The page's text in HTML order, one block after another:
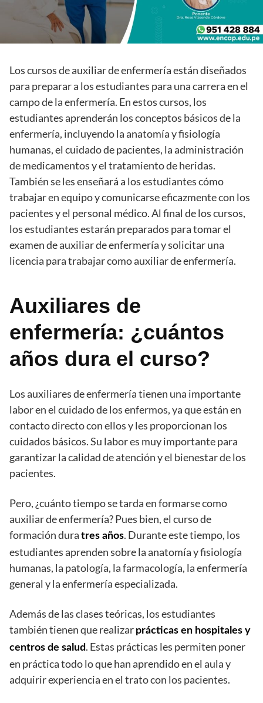
Los cursos de auxiliar de enfermería están diseñados
para preparar a los estudiantes para una carrera en el
campo de la enfermería. En estos cursos, los
estudiantes aprenderán los conceptos básicos de la
enfermería, incluyendo la anatomía y fisiología
humanas, el cuidado de pacientes, la administración
de medicamentos y el tratamiento de heridas.
También se les enseñará a los estudiantes cómo
trabajar en equipo y comunicarse eficazmente con los
pacientes y el personal médico. Al final de los cursos,
los estudiantes estarán preparados para tomar el
examen de auxiliar de enfermería y solicitar una
licencia para trabajar como auxiliar de enfermería.
Auxiliares de
enfermería: ¿cuántos
años dura el curso?
Los auxiliares de enfermería tienen una importante
labor en el cuidado de los enfermos, ya que están en
contacto directo con ellos y les proporcionan los
cuidados básicos. Su labor es muy importante para
garantizar la calidad de atención y el bienestar de los
pacientes.
Pero, ¿cuánto tiempo se tarda en formarse como
auxiliar de enfermería? Pues bien, el curso de
formación dura tres años. Durante este tiempo, los
estudiantes aprenden sobre la anatomía y fisiología
humanas, la patología, la farmacología, la enfermería
general y la enfermería especializada.
Además de las clases teóricas, los estudiantes
también tienen que realizar prácticas en hospitales y
centros de salud. Estas prácticas les permiten poner
en práctica todo lo que han aprendido en el aula y
adquirir experiencia en el trato con los pacientes.